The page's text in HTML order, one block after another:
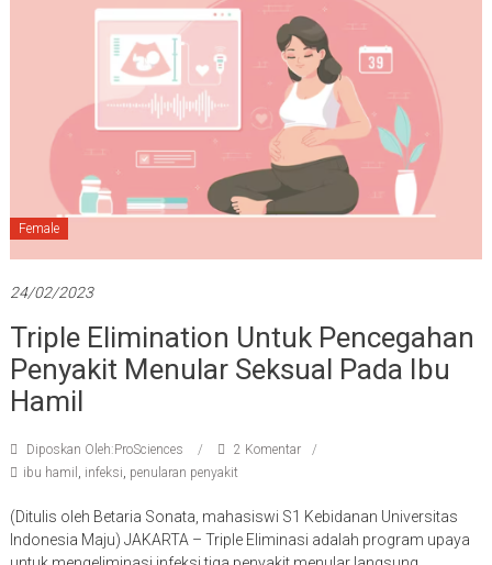
Female
24/02/2023
Triple Elimination Untuk Pencegahan
Penyakit Menular Seksual Pada Ibu
Hamil
Diposkan Oleh:ProSciences
2 Komentar
ibu hamil , infeksi, penularan penyakit
(Ditulis oleh Betaria Sonata, mahasiswi S1 Kebidanan Universitas
Indonesia Maju) JAKARTA – Triple Eliminasi adalah program upaya